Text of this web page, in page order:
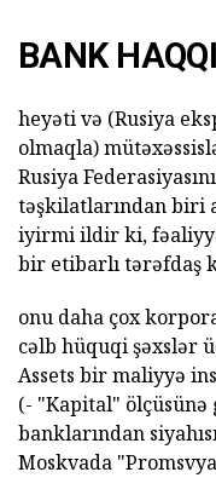
BANK
heyəti və (Rusiya
olmaqla)
Rusiya
təşkilatlarından biri
iyirmi ildir ki,
bir etibarlı tərəfdaş
onu daha çox
cəlb hüquqi şəxslər
Assets bir maliyyə
(- "Kapital" ölçüsünə
banklarından
Moskvada